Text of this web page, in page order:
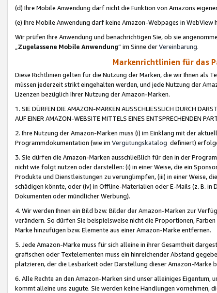
(d) Ihre Mobile Anwendung darf nicht die Funktion von Amazons
(e) Ihre Mobile Anwendung darf keine Amazon-Webpages in WebView
Wir prüfen Ihre Anwendung und benachrichtigen Sie, ob sie
„Zugelassene Mobile Anwendung“ im Sinne derVereinbarung.
Markenrichtlinien für das
Diese Richtlinien gelten für die Nutzung der Marken, die wir Ihnen als
müssen jederzeit strikt eingehalten werden, und jede Nutzung der
Lizenzen bezüglich Ihrer Nutzung der Amazon-Marken.
1. SIE DÜRFEN DIE AMAZON-MARKEN AUSSCHLIESSLICH DURCH
AUF EINER AMAZON-WEBSITE MITTELS EINES ENTSPRECHENDEN
2. Ihre Nutzung der Amazon-Marken muss (i) im Einklang mit der
Programmdokumentation (wie im Vergütungskatalog definiert)
3. Sie dürfen die Amazon-Marken ausschließlich für den in der
nicht wie folgt nutzen oder darstellen: (i) in einer Weise, die ein
Produkte und Dienstleistungen zu verunglimpfen, (iii) in einer Weise,
schädigen könnte, oder (iv) in Offline-Materialien oder E-Mails (z. B. in
Dokumenten oder mündlicher Werbung).
4. Wir werden Ihnen ein Bild bzw. Bilder der Amazon-Marken zur
verändern. So dürfen Sie beispielsweise nicht die Proportionen,
Marke hinzufügen bzw. Elemente aus einer Amazon-Marke entfernen.
5. Jede Amazon-Marke muss für sich alleine in ihrer Gesamtheit
grafischen oder Textelementen muss ein hinreichender Abstand
platzieren, der die Lesbarkeit oder Darstellung dieser Amazon-Marke
6. Alle Rechte an den Amazon-Marken sind unser alleiniges
kommt alleine uns zugute. Sie werden keine Handlungen vornehmen,